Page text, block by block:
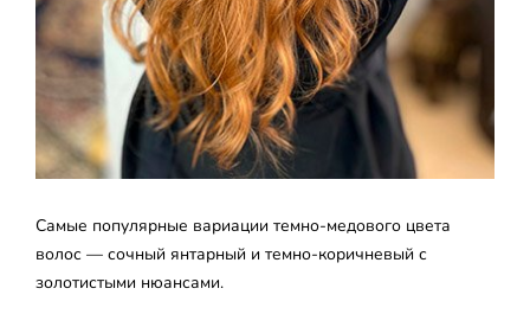
Самые популярные вариации темно-медового цвета
волос — сочный янтарный и темно-коричневый с
золотистыми нюансами.